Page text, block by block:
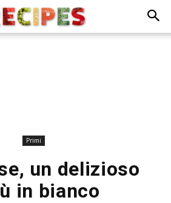
Primi
un delizioso
in bianco